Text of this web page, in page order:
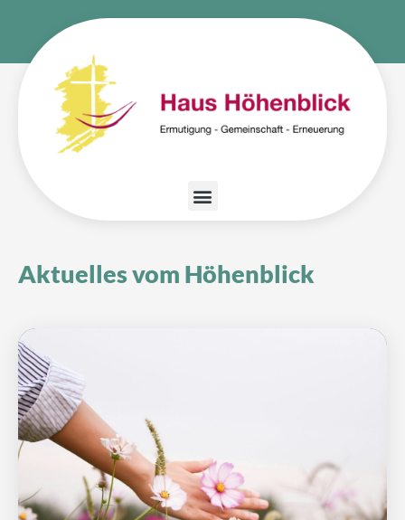
springen
Aktuelles vom Höhenblick